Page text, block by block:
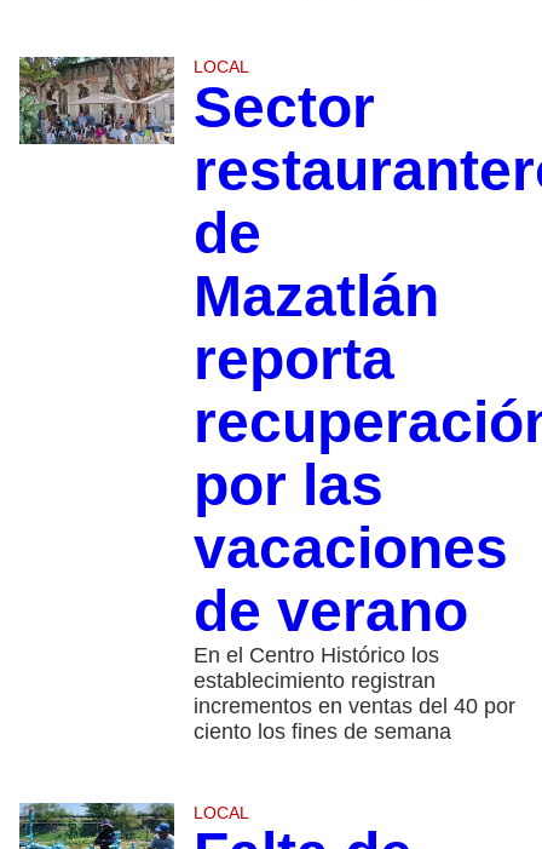
LOCAL
Sector
de
Mazatlán
reporta
por las
vacaciones
de verano
En el Centro Histórico los
establecimiento registran
incrementos en ventas del 40 por
ciento los fines de semana
LOCAL